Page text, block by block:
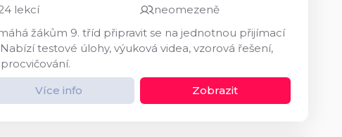
lekcí
neomezeně
žákům 9. tříd připravit se na jednotnou přijímací
testové úlohy, výuková videa, vzorová řešení,
Více info Zobrazit